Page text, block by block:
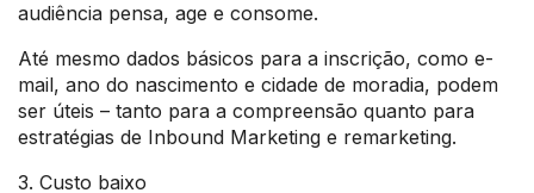
audiência pensa, age e consome.
Até mesmo dados básicos para a inscrição, como e-
mail, ano do nascimento e cidade de moradia, podem
ser úteis – tanto para a compreensão quanto para
estratégias de Inbound Marketing e remarketing.
3. Custo baixo